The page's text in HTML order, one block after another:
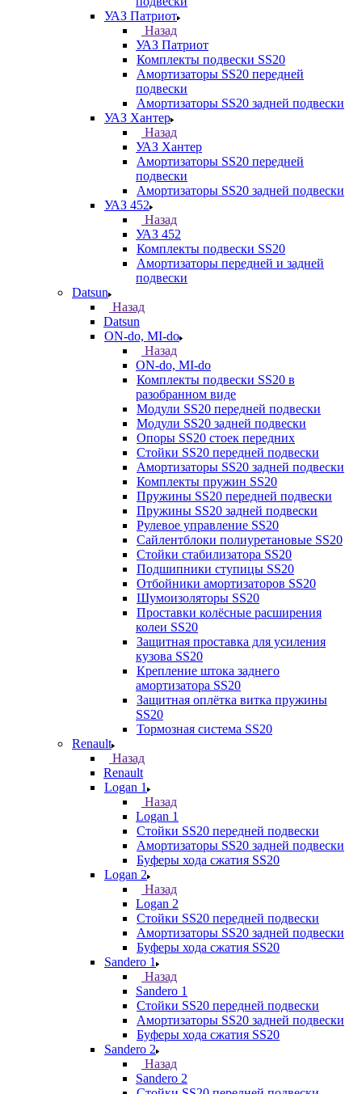
УАЗ Патриот
Назад
УАЗ Патриот
Комплекты подвески SS20
Амортизаторы SS20 передней
подвески
Амортизаторы SS20 задней подвески
УАЗ Хантер
Назад
УАЗ Хантер
Амортизаторы SS20 передней
подвески
Амортизаторы SS20 задней подвески
УАЗ 452
Назад
УАЗ 452
Комплекты подвески SS20
Амортизаторы передней и задней
подвески
Datsun
Назад
Datsun
ON-do, MI-do
Назад
ON-do, MI-do
Комплекты подвески SS20 в
разобранном виде
Модули SS20 передней подвески
Модули SS20 задней подвески
Опоры SS20 стоек передних
Стойки SS20 передней подвески
Амортизаторы SS20 задней подвески
Комплекты пружин SS20
Пружины SS20 передней подвески
Пружины SS20 задней подвески
Рулевое управление SS20
Сайлентблоки полиуретановые SS20
Стойки стабилизатора SS20
Подшипники ступицы SS20
Отбойники амортизаторов SS20
Шумоизоляторы SS20
Проставки колёсные расширения
колеи SS20
Защитная проставка для усиления
кузова SS20
Крепление штока заднего
амортизатора SS20
Защитная оплётка витка пружины
SS20
Тормозная система SS20
Renault
Назад
Renault
Logan 1
Назад
Logan 1
Стойки SS20 передней подвески
Амортизаторы SS20 задней подвески
Буферы хода сжатия SS20
Logan 2
Назад
Logan 2
Стойки SS20 передней подвески
Амортизаторы SS20 задней подвески
Буферы хода сжатия SS20
Sandero 1
Назад
Sandero 1
Стойки SS20 передней подвески
Амортизаторы SS20 задней подвески
Буферы хода сжатия SS20
Sandero 2
Назад
Sandero 2